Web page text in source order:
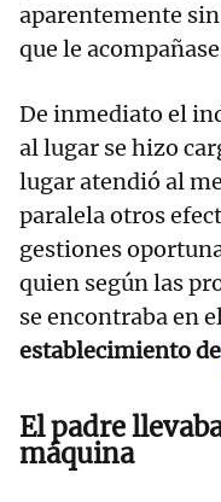
aparentemente
que le
De inmediato el
al lugar se hizo
lugar atendió al
paralela otros
gestiones
quien según las
se encontraba en
establecimiento de
El padre
máquina